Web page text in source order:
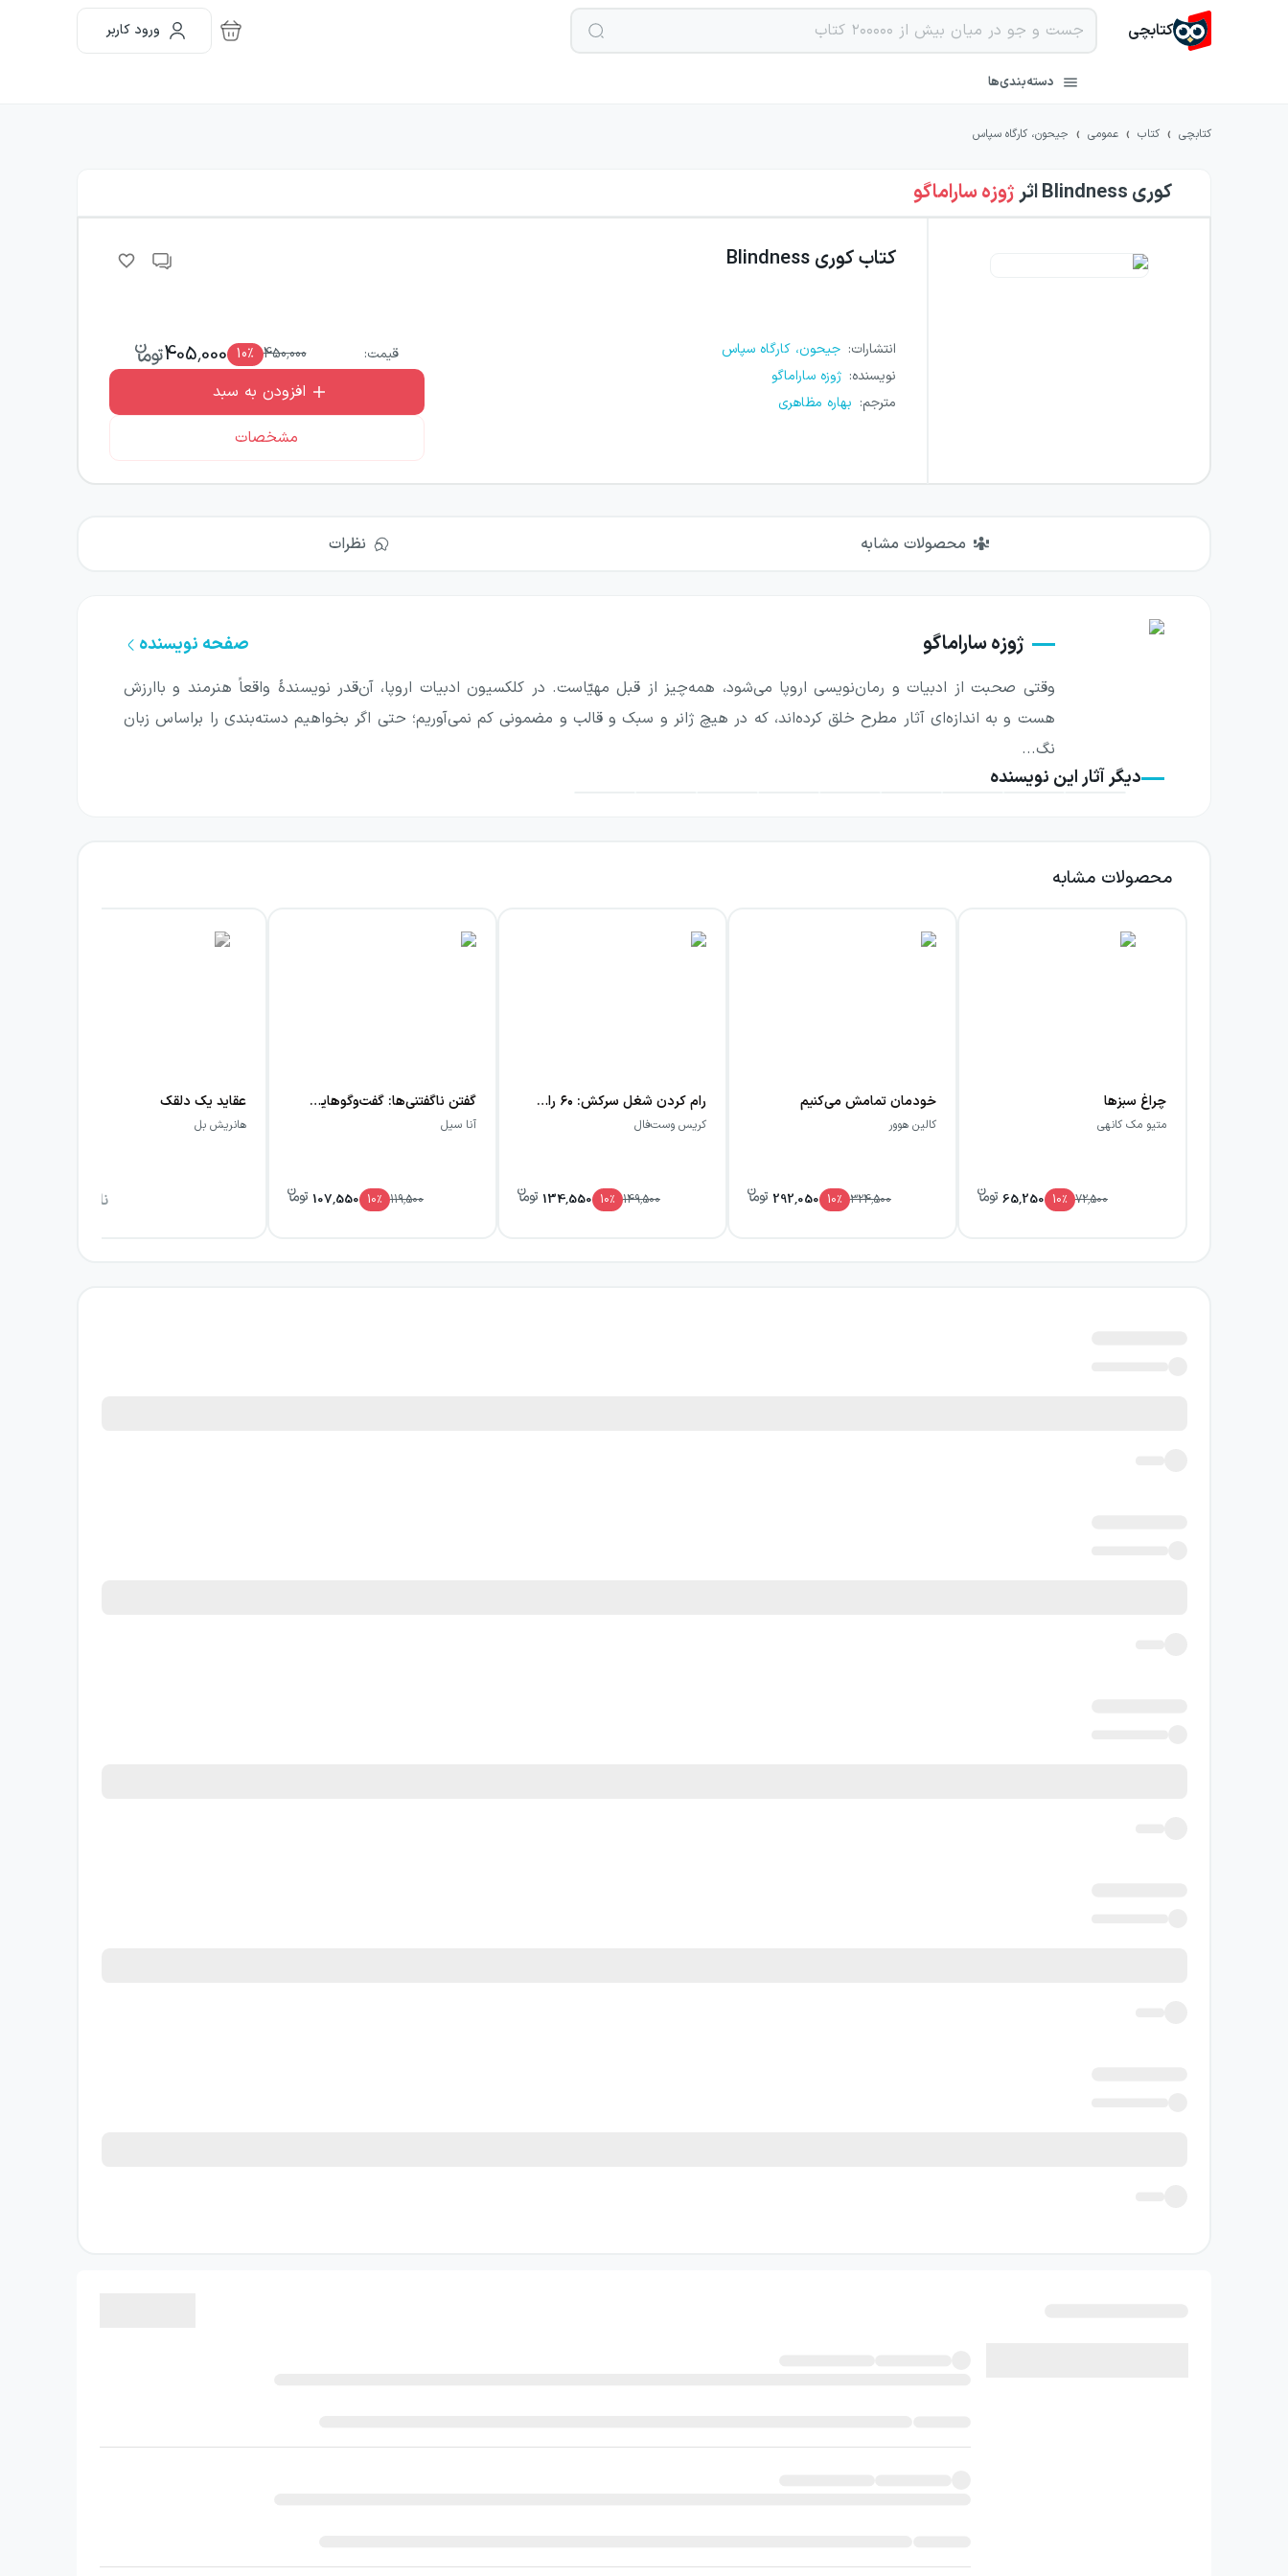
کتابچی ورود کاربر
دسته‌بندی‌ها
کتابچی › کتاب › عمومی › جیحون، کارگاه سپاس
کوری Blindness اثرژوزه ساراماگو
کتابکوری Blindness
انتشارات: جیحون، کارگاه سپاس
نویسنده: ژوزه ساراماگو
مترجم: بهاره مظاهری
قیمت: 450,000
10٪ 405,000
افزودن به سبد
مشخصات
محصولات مشابه نظرات
ژوزه ساراماگو صفحه نویسنده
وقتی صحبت از ادبیات و رمان‌نویسی اروپا می‌شود، همه‌چیز از قبل مهیّاست. در کلکسیون ادبیات اروپا، آن‌قدر نویسندهٔ واقعاً هنرمند و باارزش
هست و به اندازه‌ای آثار مطرح خلق کرده‌اند، که در هیچ ژانر و سبک و قالب و مضمونی کم نمی‌آوریم؛ حتی اگر بخواهیم دسته‌بندی را براساس زبان
نگ...
دیگر آثار این نویسنده
محصولات مشابه
چراغ سبزها
متیو مک کانهی
72,500
10٪ 65,250
خودمان تمامش می‌کنیم
کالین هوور
324,500
10٪ 292,050
رام کردن شغل سرکش: ۶۰ راهکار برای بهبود زندگی شغلی
کریس وست‌فال
149,500
10٪ 134,550
گفتن ناگفتنی‌ها: گفت‌وگوهایی که معمولا انجام نمی‌دهیم
آنا سیل
119,500
10٪ 107,550
عقاید یک دلقک
هانریش بل
ناموجود